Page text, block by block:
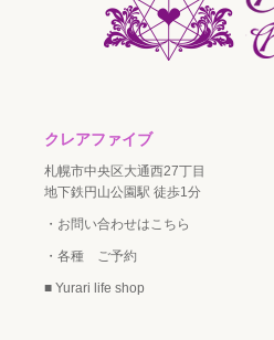
クレアファイブ
札幌市中央区大通西27丁目
地下鉄円山公園駅 徒歩1分
・お問い合わせはこちら
・各種 ご予約
■ Yurari life shop